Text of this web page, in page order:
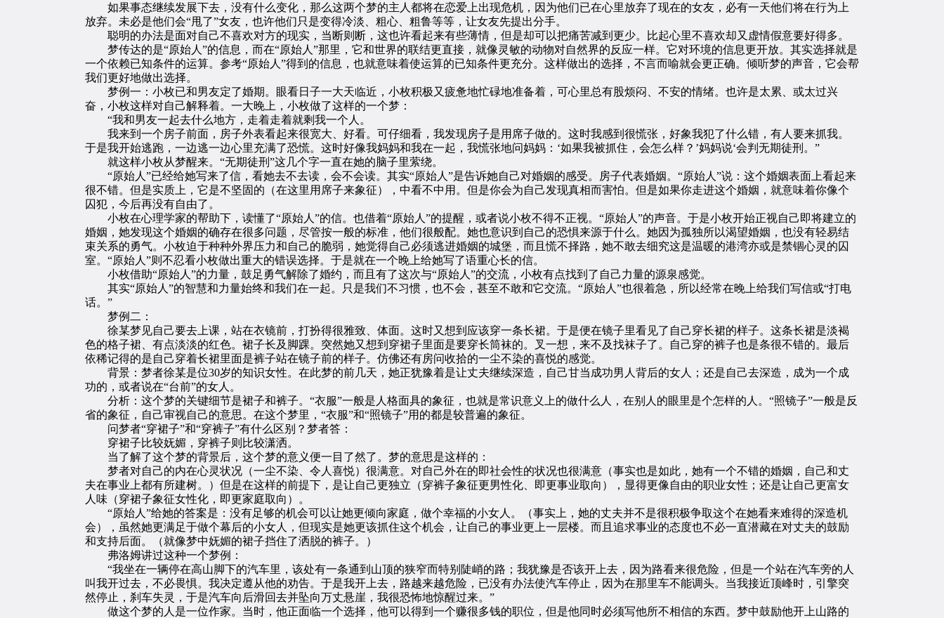
如果事态继续发展下去，没有什么变化，那么这两个梦的主人都将在恋爱上出现危机，因为他们已在心里放弃了现在的女友，必有一天他们将在行为上
放弃。未必是他们会“甩了”女友，也许他们只是变得冷淡、粗心、粗鲁等等，让女友先提出分手。
聪明的办法是面对自己不喜欢对方的现实，当断则断，这也许看起来有些薄情，但是却可以把痛苦减到更少。比起心里不喜欢却又虚情假意要好得多。
梦传达的是“原始人”的信息，而在“原始人”那里，它和世界的联结更直接，就像灵敏的动物对自然界的反应一样。它对环境的信息更开放。其实选择就是
一个依赖已知条件的运算。参考“原始人”得到的信息，也就意味着使运算的已知条件更充分。这样做出的选择，不言而喻就会更正确。倾听梦的声音，它会帮
我们更好地做出选择。
梦例一：小枚已和男友定了婚期。眼看日子一大天临近，小枚积极又疲惫地忙碌地准备着，可心里总有股烦闷、不安的情绪。也许是太累、或太过兴
奋，小枚这样对自己解释着。一大晚上，小枚做了这样的一个梦：
“我和男友一起去什么地方，走着走着就剩我一个人。
我来到一个房子前面，房子外表看起来很宽大、好看。可仔细看，我发现房子是用席子做的。这时我感到很慌张，好象我犯了什么错，有人要来抓我。
于是我开始逃跑，一边逃一边心里充满了恐慌。这时好像我妈妈和我在一起，我慌张地问妈妈：‘如果我被抓住，会怎么样？’妈妈说‘会判无期徒刑。”
就这样小枚从梦醒来。“无期徒刑”这几个字一直在她的脑子里萦绕。
“原始人”已经给她写来了信，看她去不去读，会不会读。其实“原始人”是告诉她自己对婚姻的感受。房子代表婚姻。“原始人”说：这个婚姻表面上看起来
很不错。但是实质上，它是不坚固的（在这里用席子来象征），中看不中用。但是你会为自己发现真相而害怕。但是如果你走进这个婚姻，就意味着你像个
囚犯，今后再没有自由了。
小枚在心理学家的帮助下，读懂了“原始人”的信。也借着“原始人”的提醒，或者说小枚不得不正视。“原始人”的声音。于是小枚开始正视自己即将建立的
婚姻，她发现这个婚姻的确存在很多问题，尽管按一般的标准，他们很般配。她也意识到自己的恐惧来源于什么。她因为孤独所以渴望婚姻，也没有轻易结
束关系的勇气。小枚迫于种种外界压力和自己的脆弱，她觉得自己必须逃进婚姻的城堡，而且慌不择路，她不敢去细究这是温暖的港湾亦或是禁锢心灵的囚
室。“原始人”则不忍看小枚做出重大的错误选择。于是就在一个晚上给她写了语重心长的信。
小枚借助“原始人”的力量，鼓足勇气解除了婚约，而且有了这次与“原始人”的交流，小枚有点找到了自己力量的源泉感觉。
其实“原始人”的智慧和力量始终和我们在一起。只是我们不习惯，也不会，甚至不敢和它交流。“原始人”也很着急，所以经常在晚上给我们写信或“打电
话。”
梦例二：
徐某梦见自己要去上课，站在衣镜前，打扮得很雅致、体面。这时又想到应该穿一条长裙。于是便在镜子里看见了自己穿长裙的样子。这条长裙是淡褐
色的格子裙、有点淡淡的红色。裙子长及脚踝。突然她又想到穿裙子里面是要穿长筒袜的。叉一想，来不及找袜子了。自己穿的裤子也是条很不错的。最后
依稀记得的是自己穿着长裙里面是裤子站在镜子前的样子。仿佛还有房问收拾的一尘不染的喜悦的感觉。
背景：梦者徐某是位30岁的知识女性。在此梦的前几天，她正犹豫着是让丈夫继续深造，自己甘当成功男人背后的女人；还是自己去深造，成为一个成
功的，或者说在“台前”的女人。
分析：这个梦的关键细节是裙子和裤子。“衣服”一般是人格面具的象征，也就是常识意义上的做什么人，在别人的眼里是个怎样的人。“照镜子”一般是反
省的象征，自己审视自己的意思。在这个梦里，“衣服”和“照镜子”用的都是较普遍的象征。
问梦者“穿裙子”和“穿裤子”有什么区别？梦者答：
穿裙子比较妩媚，穿裤子则比较潇洒。
当了解了这个梦的背景后，这个梦的意义便一目了然了。梦的意思是这样的：
梦者对自己的内在心灵状况（一尘不染、令人喜悦）很满意。对自己外在的即社会性的状况也很满意（事实也是如此，她有一个不错的婚姻，自己和丈
夫在事业上都有所建树。）但是在这样的前提下，是让自己更独立（穿裤子象征更男性化、即更事业取向），显得更像自由的职业女性；还是让自己更富女
人味（穿裙子象征女性化，即更家庭取向）。
“原始人”给她的答案是：没有足够的机会可以让她更倾向家庭，做个幸福的小女人。（事实上，她的丈夫并不是很积极争取这个在她看来难得的深造机
会），虽然她更满足于做个幕后的小女人，但现实是她更该抓住这个机会，让自己的事业更上一层楼。而且追求事业的态度也不必一直潜藏在对丈夫的鼓励
和支持后面。（就像梦中妩媚的裙子挡住了洒脱的裤子。）
弗洛姆讲过这种一个梦例：
“我坐在一辆停在高山脚下的汽车里，该处有一条通到山顶的狭窄而特别陡峭的路；我犹豫是否该开上去，因为路看来很危险，但是一个站在汽车旁的人
叫我开过去，不必畏惧。我决定遵从他的劝告。于是我开上去，路越来越危险，已没有办法使汽车停止，因为在那里车不能调头。当我接近顶峰时，引擎突
然停止，刹车失灵，于是汽车向后滑回去并坠向万丈悬崖，我很恐怖地惊醒过来。”
做这个梦的人是一位作家。当时，他正面临一个选择，他可以得到一个赚很多钱的职位，但是他同时必须写他所不相信的东西。梦中鼓励他开上山路的